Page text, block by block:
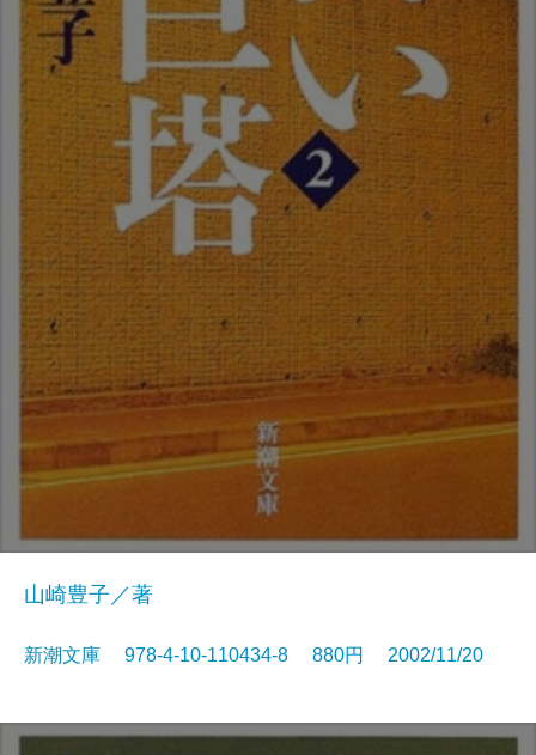
山崎豊子／著
新潮文庫 978-4-10-110434-8 880円 2002/11/20